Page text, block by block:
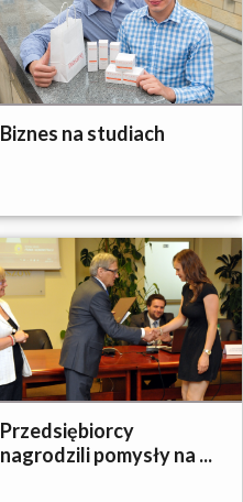
Biznes na studiach
Przedsiębiorcy
nagrodzili pomysły na ...